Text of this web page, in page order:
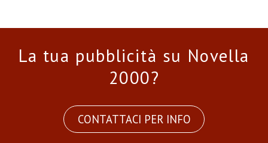
La tua pubblicità su Novella
2000?
CONTATTACI PER INFO